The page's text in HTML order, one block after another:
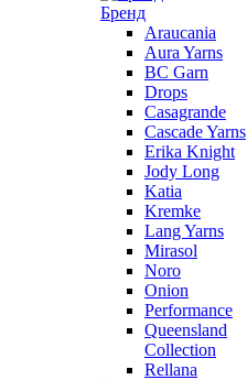
Бренд
Araucania
Aura Yarns
BC Garn
Drops
Casagrande
Cascade Yarns
Erika Knight
Jody Long
Katia
Kremke
Lang Yarns
Mirasol
Noro
Onion
Performance
Queensland
Collection
Rellana